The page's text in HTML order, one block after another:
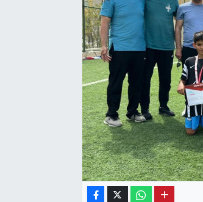
Osmancık